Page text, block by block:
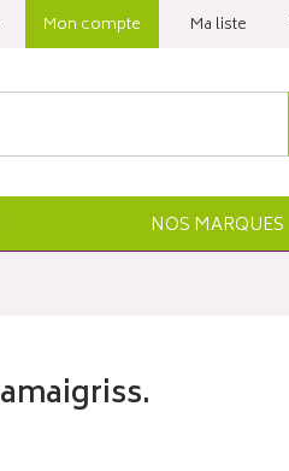
Mon compte Ma liste
NOS MARQUES